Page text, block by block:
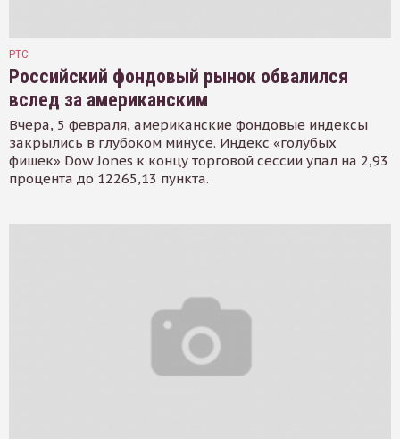
РТС
Российский фондовый рынок обвалился
вслед за американским
Вчера, 5 февраля, американские фондовые индексы
закрылись в глубоком минусе. Индекс «голубых
фишек» Dow Jones к концу торговой сессии упал на 2,93
процента до 12265,13 пункта.